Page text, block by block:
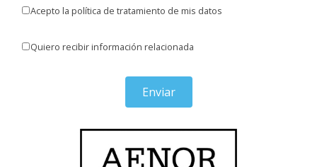
Acepto la política de tratamiento de mis datos
Quiero recibir información relacionada
Enviar